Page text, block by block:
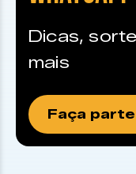
Dicas,
mais
Faça